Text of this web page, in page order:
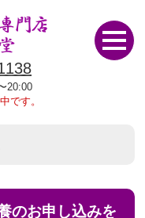
20:00
です。